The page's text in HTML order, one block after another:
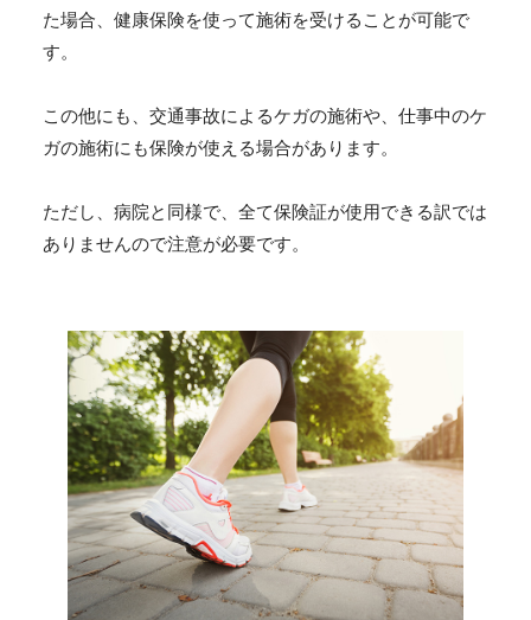
た場合、健康保険を使って施術を受けることが可能で
す。
この他にも、交通事故によるケガの施術や、仕事中のケ
ガの施術にも保険が使える場合があります。
ただし、病院と同様で、全て保険証が使用できる訳では
ありませんので注意が必要です。